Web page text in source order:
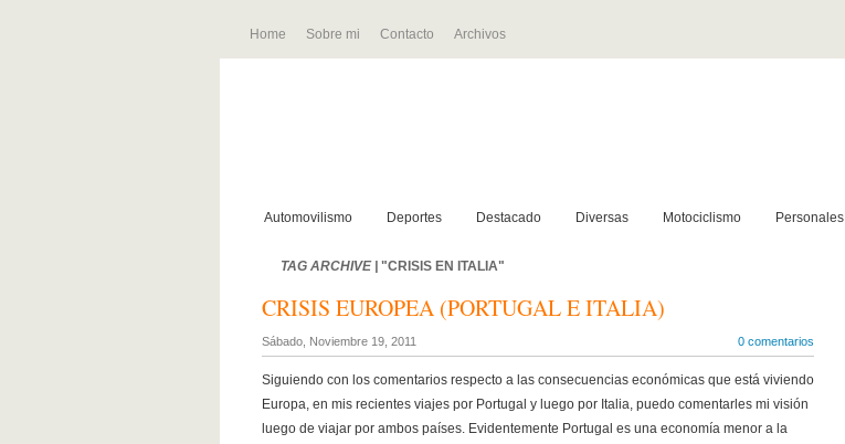
Home Sobre mi Contacto Archivos
Automovilismo Deportes Destacado Diversas Motociclismo Personales
TAG ARCHIVE | "CRISIS EN ITALIA"
CRISIS EUROPEA (PORTUGAL E ITALIA)
Sábado, Noviembre 19, 2011 0 comentarios
Siguiendo con los comentarios respecto a las consecuencias económicas que está viviendo
Europa, en mis recientes viajes por Portugal y luego por Italia, puedo comentarles mi visión
luego de viajar por ambos países. Evidentemente Portugal es una economía menor a la